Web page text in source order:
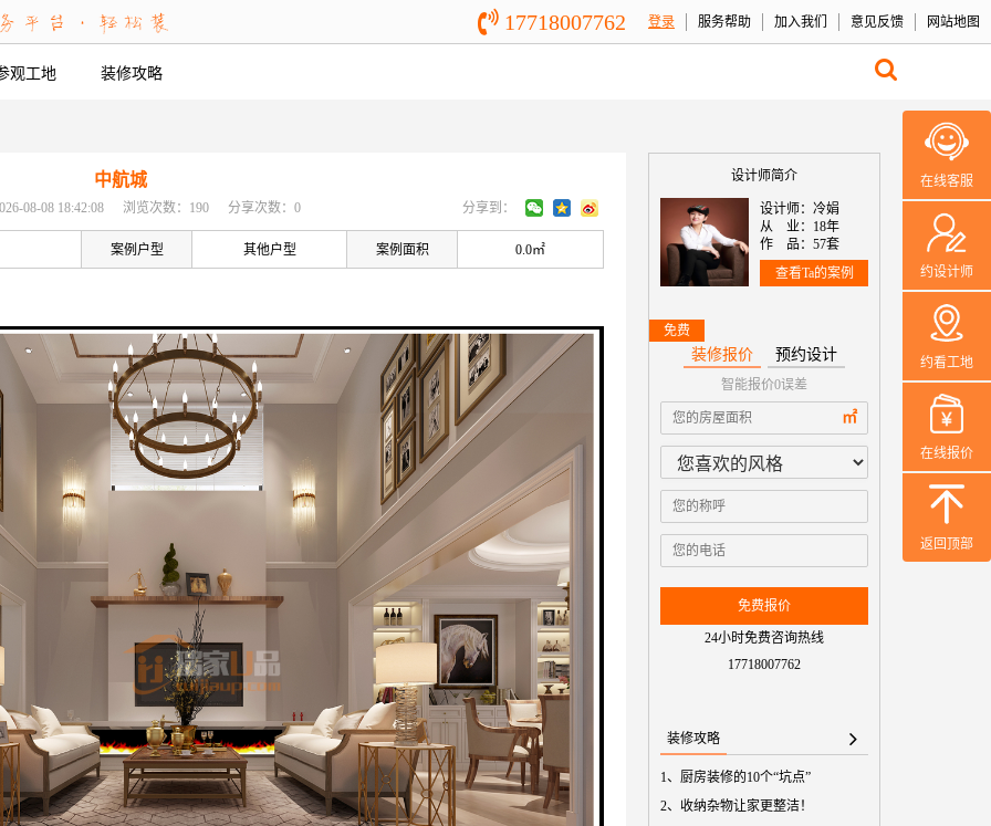
17718007762 登录 服务帮助 加入我们 意见反馈 网站地图
观工地 装修攻略
在线客服
约设计师
约看工地
在线报价
返回顶部
中航城
08-08 18:42:08 浏览次数：190 分享次数：0 分享到：
案例户型 其他户型 案例面积 0.0㎡
设计师简介
设计师：冷娟
从 业：18年
作 品：57套
查看Ta的案例
免费
装修报价 预约设计
智能报价0误差
㎡
免费报价
本案设计师一
免费预
24小时免费咨询热线
17718007762
装修攻略
1、 厨房装修的10个“坑点”
2、 收纳杂物让家更整洁！